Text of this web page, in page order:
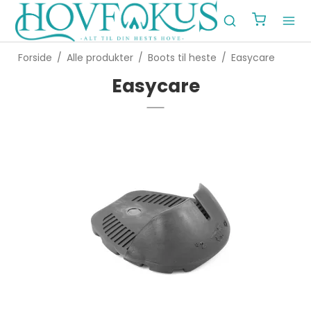
Forside / Alle produkter / Boots til heste / Easycare
Easycare